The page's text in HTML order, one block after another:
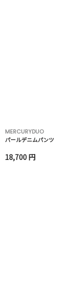
MERCURYDUO
パールデニムパンツ
18,700 円